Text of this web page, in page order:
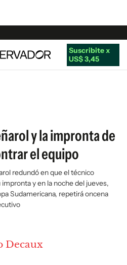
Suscribite x
US$ 3,45
y la impronta de
el equipo
redundó en que el técnico
y en la noche del jueves,
Sudamericana, repetirá oncena
Decaux